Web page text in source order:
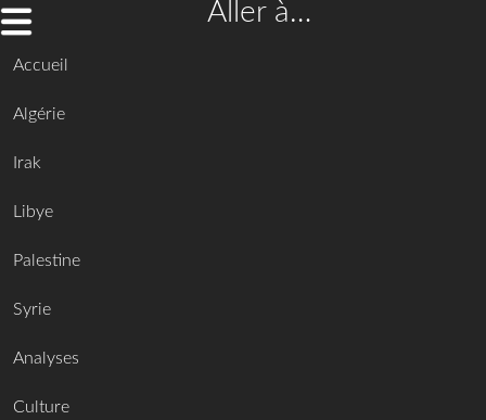
Aller à…
Accueil
Algérie
Irak
Libye
Palestine
Syrie
Analyses
Culture